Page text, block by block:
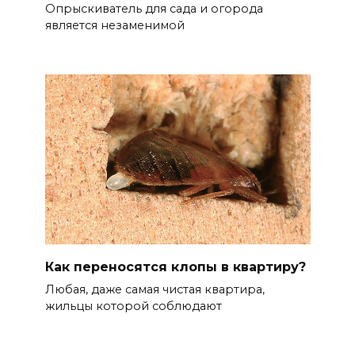
Опрыскиватель для сада и огорода
является незаменимой
Как переносятся клопы в квартиру?
Любая, даже самая чистая квартира,
жильцы которой соблюдают